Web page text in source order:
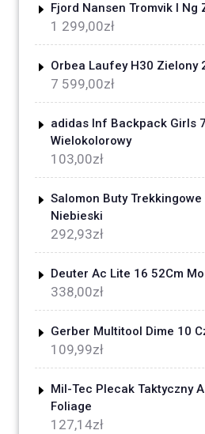
Fjord Nansen Tromvik I Ng
1 299,00zł
Orbea Laufey H30 Zielony
7 599,00zł
adidas Inf Backpack Girls
Wielokolorowy
103,00zł
Salomon Buty
Niebieski
292,93zł
Deuter Ac Lite 16 52Cm
338,00zł
Gerber Multitool Dime 10
109,99zł
Mil-Tec Plecak Taktyczny
Foliage
127,14zł